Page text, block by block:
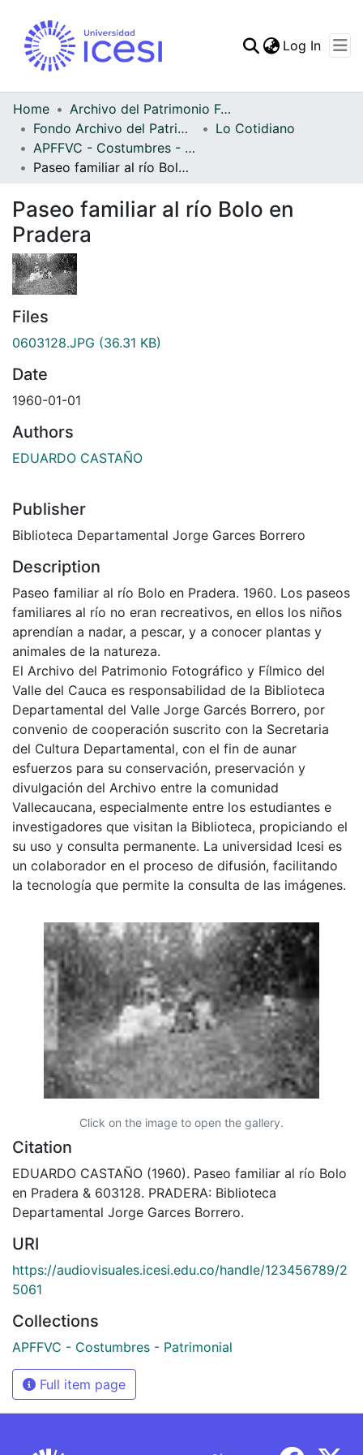
Statistics
Log In
Home
Archivo del Patrimonio Fotográfico y Fílmico del Valle del Cauca
Fondo Archivo del Patrimonio Fotográfico y Fílmico del Valle del Cauca
Lo Cotidiano
APFFVC - Costumbres - Patrimonial
Paseo familiar al río Bolo en Pradera
Paseo familiar al río Bolo en
Pradera
Files
0603128.JPG (36.31 KB)
Date
1960-01-01
Authors
EDUARDO CASTAÑO
Publisher
Biblioteca Departamental Jorge Garces Borrero
Description
Paseo familiar al río Bolo en Pradera. 1960. Los paseos
familiares al río no eran recreativos, en ellos los niños
aprendían a nadar, a pescar, y a conocer plantas y
animales de la natureza.
El Archivo del Patrimonio Fotográfico y Fílmico del
Valle del Cauca es responsabilidad de la Biblioteca
Departamental del Valle Jorge Garcés Borrero, por
convenio de cooperación suscrito con la Secretaria
del Cultura Departamental, con el fin de aunar
esfuerzos para su conservación, preservación y
divulgación del Archivo entre la comunidad
Vallecaucana, especialmente entre los estudiantes e
investigadores que visitan la Biblioteca, propiciando el
su uso y consulta permanente. La universidad Icesi es
un colaborador en el proceso de difusión, facilitando
la tecnología que permite la consulta de las imágenes.
Click on the image to open the gallery.
Citation
EDUARDO CASTAÑO (1960). Paseo familiar al río Bolo
en Pradera & 603128. PRADERA: Biblioteca
Departamental Jorge Garces Borrero.
URI
https://audiovisuales.icesi.edu.co/handle/123456789/2
5061
Collections
APFFVC - Costumbres - Patrimonial
Full item page